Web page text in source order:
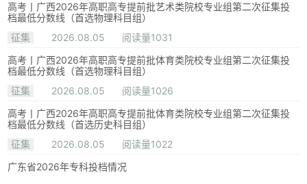
高考丨广西2026年高职高专提前批艺术类院校专业组第二次征集投
档最低分数线（首选物理科目组）
征集
2026.08.05
阅读量1031
高考丨广西2026年高职高专提前批体育类院校专业组第二次征集投
档最低分数线（首选物理科目组）
征集
2026.08.05
阅读量1026
高考丨广西2026年高职高专提前批体育类院校专业组第二次征集投
档最低分数线（首选历史科目组）
征集
2026.08.05
阅读量1022
广东省2026年专科投档情况